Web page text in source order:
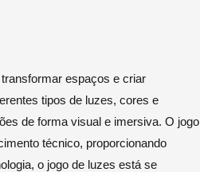
espaços e criar
tipos de luzes, cores e
de forma visual e imersiva. O jogo
técnico, proporcionando
o jogo de luzes está se